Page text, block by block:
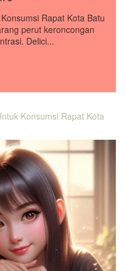
Rapat Kota Batu
perut keroncongan
Delici...
Konsumsi Rapat Kota